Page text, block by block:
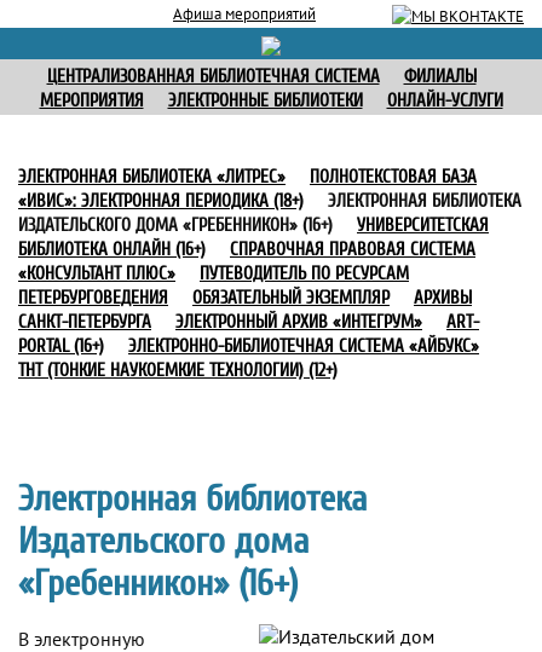
Афиша мероприятий
ЦЕНТРАЛИЗОВАННАЯ БИБЛИОТЕЧНАЯ СИСТЕМА
ФИЛИАЛЫ
МЕРОПРИЯТИЯ
ЭЛЕКТРОННЫЕ БИБЛИОТЕКИ ОНЛАЙН-УСЛУГИ
ЭЛЕКТРОННАЯ БИБЛИОТЕКА «ЛИТРЕС»
ПОЛНОТЕКСТОВАЯ БАЗА
«ИВИС»: ЭЛЕКТРОННАЯ ПЕРИОДИКА (18+)
ЭЛЕКТРОННАЯ БИБЛИОТЕКА
ИЗДАТЕЛЬСКОГО ДОМА «ГРЕБЕННИКОН» (16+)
УНИВЕРСИТЕТСКАЯ
БИБЛИОТЕКА ОНЛАЙН (16+)
СПРАВОЧНАЯ ПРАВОВАЯ СИСТЕМА
«КОНСУЛЬТАНТ ПЛЮС»
ПУТЕВОДИТЕЛЬ ПО РЕСУРСАМ
ПЕТЕРБУРГОВЕДЕНИЯ
ОБЯЗАТЕЛЬНЫЙ ЭКЗЕМПЛЯР
АРХИВЫ
САНКТ-ПЕТЕРБУРГА
ЭЛЕКТРОННЫЙ АРХИВ «ИНТЕГРУМ»
ART-
PORTAL (16+)
ЭЛЕКТРОННО-БИБЛИОТЕЧНАЯ СИСТЕМА «АЙБУКС»
ТНТ (ТОНКИЕ НАУКОЕМКИЕ ТЕХНОЛОГИИ) (12+)
Электронная библиотека
Издательского дома
«Гребенникон» (16+)
В электронную